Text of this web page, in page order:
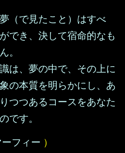
（で見たこと）はすべ
でき、決して宿命的なも
。
は、夢の中で、その上に
の本質を明らかにし、あ
つつあるコースをあなた
です。
フィー ）